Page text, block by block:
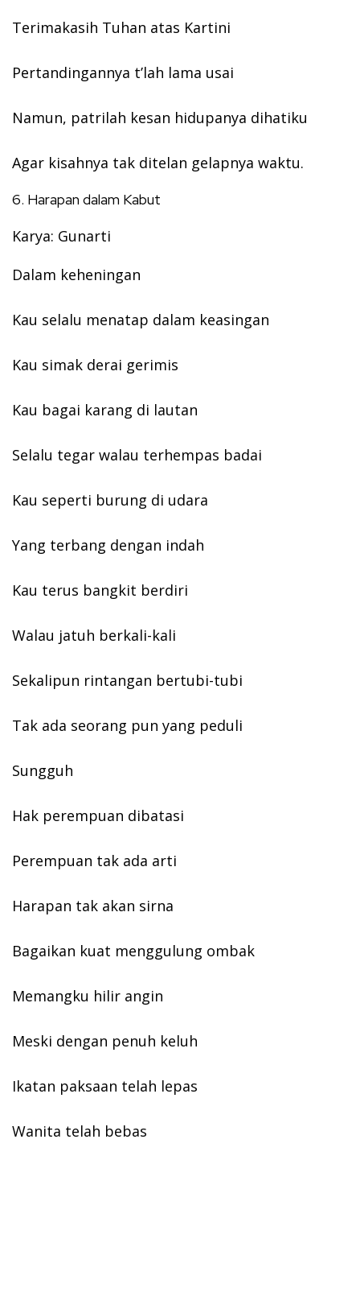
Terimakasih Tuhan atas Kartini
Pertandingannya t’lah lama usai
Namun, patrilah kesan hidupanya dihatiku
Agar kisahnya tak ditelan gelapnya waktu.
6. Harapan dalam Kabut
Karya: Gunarti
Dalam keheningan
Kau selalu menatap dalam keasingan
Kau simak derai gerimis
Kau bagai karang di lautan
Selalu tegar walau terhempas badai
Kau seperti burung di udara
Yang terbang dengan indah
Kau terus bangkit berdiri
Walau jatuh berkali-kali
Sekalipun rintangan bertubi-tubi
Tak ada seorang pun yang peduli
Sungguh
Hak perempuan dibatasi
Perempuan tak ada arti
Harapan tak akan sirna
Bagaikan kuat menggulung ombak
Memangku hilir angin
Meski dengan penuh keluh
Ikatan paksaan telah lepas
Wanita telah bebas